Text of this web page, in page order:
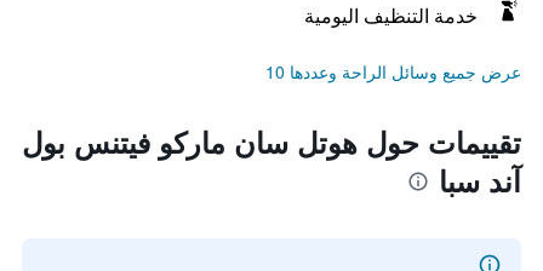
خدمة التنظيف اليومية
عرض جميع وسائل الراحة وعددها 10
تقييمات حول هوتل سان ماركو فيتنس بول
آند سبا